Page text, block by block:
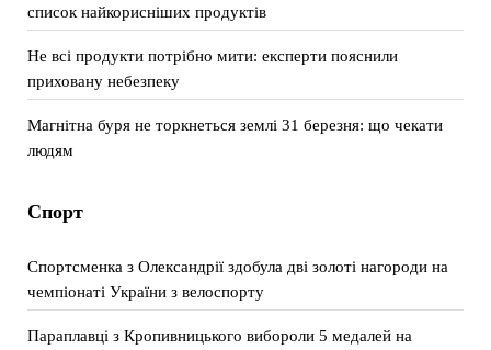
список найкорисніших продуктів
Не всі продукти потрібно мити: експерти пояснили
приховану небезпеку
Магнітна буря не торкнеться землі 31 березня: що чекати
людям
Спорт
Спортсменка з Олександрії здобула дві золоті нагороди на
чемпіонаті України з велоспорту
Параплавці з Кропивницького вибороли 5 медалей на